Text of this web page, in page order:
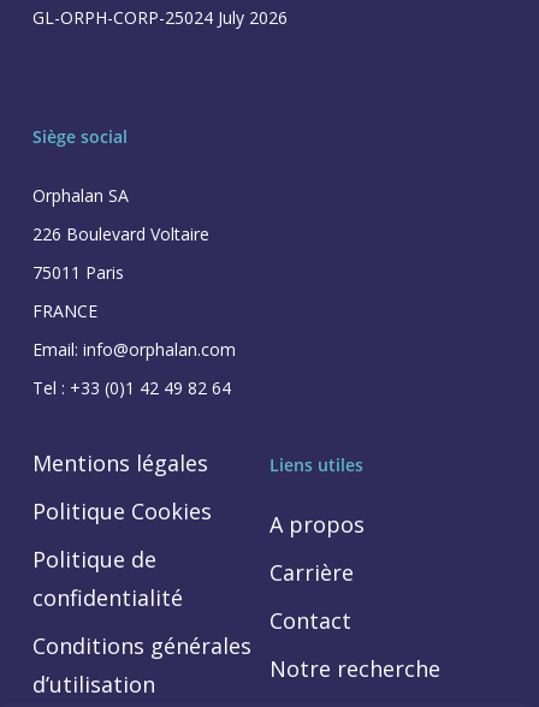
GL-ORPH-CORP-25024 July 2026
Siège social
Orphalan SA
226 Boulevard Voltaire
75011 Paris
FRANCE
Email: info@orphalan.com
Tel : +33 (0)1 42 49 82 64
Mentions légales
Politique Cookies
Politique de
confidentialité
Conditions générales
d’utilisation
Liens utiles
A propos
Carrière
Contact
Notre recherche